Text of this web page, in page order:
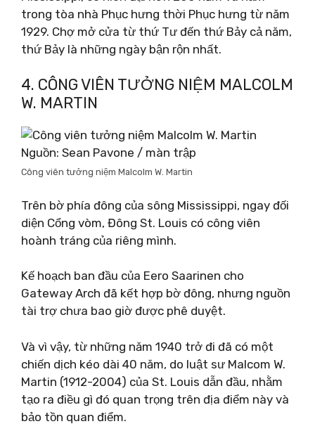
trong tòa nhà Phục hưng thời Phục hưng từ năm
1929. Chợ mở cửa từ thứ Tư đến thứ Bảy cả năm,
thứ Bảy là những ngày bận rộn nhất.
4. CÔNG VIÊN TƯỞNG NIỆM MALCOLM
W. MARTIN
Nguồn: Sean Pavone / màn trập
Công viên tưởng niệm Malcolm W. Martin
Trên bờ phía đông của sông Mississippi, ngay đối
diện Cổng vòm, Đông St. Louis có công viên
hoành tráng của riêng mình.
Kế hoạch ban đầu của Eero Saarinen cho
Gateway Arch đã kết hợp bờ đông, nhưng nguồn
tài trợ chưa bao giờ được phê duyệt.
Và vì vậy, từ những năm 1940 trở đi đã có một
chiến dịch kéo dài 40 năm, do luật sư Malcom W.
Martin (1912-2004) của St. Louis dẫn đầu, nhằm
tạo ra điều gì đó quan trọng trên địa điểm này và
bảo tồn quan điểm.